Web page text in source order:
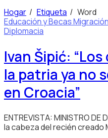
Hogar / Etiqueta / Word
Educación y Becas
Diplomacia
Ivan Šipić:
la patria ya no
en Croacia”
ENTREVISTA: MINISTRO DE
la cabeza del recién creado